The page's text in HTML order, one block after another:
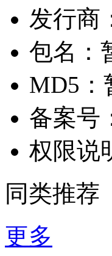
发行商
包名：
MD5：
备案号
权限说
同类推荐
更多